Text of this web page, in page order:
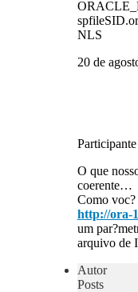
NLS
20 de
Participante
O que
coerente…
Como voc?
http://ora-
um
arquivo de
Autor
Posts